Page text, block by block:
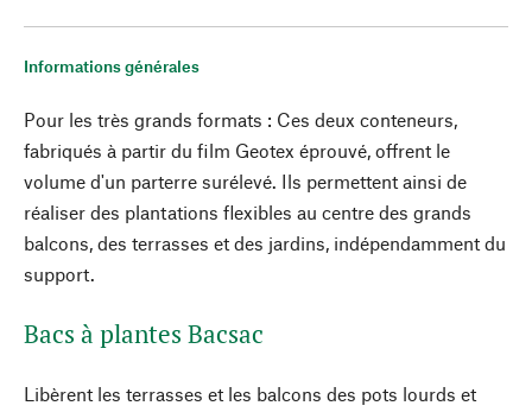
Informations générales
Pour les très grands formats : Ces deux conteneurs,
fabriqués à partir du film Geotex éprouvé, offrent le
volume d'un parterre surélevé. Ils permettent ainsi de
réaliser des plantations flexibles au centre des grands
balcons, des terrasses et des jardins, indépendamment du
support.
Bacs à plantes Bacsac
Libèrent les terrasses et les balcons des pots lourds et